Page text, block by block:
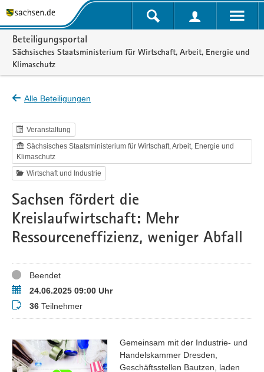
Portalnavigation
Beteiligungsportal
Sächsisches Staatsministerium für Wirtschaft, Arbeit, Energie und
Klimaschutz
Alle Beteiligungen
Veranstaltung
Sächsisches Staatsministerium für Wirtschaft, Arbeit, Energie und
Klimaschutz
Wirtschaft und Industrie
Sachsen fördert die
Kreislaufwirtschaft: Mehr
Ressourceneffizienz, weniger Abfall
StatusBeendet
Termin24.06.2025 09:00 Uhr
Teilnehmer
36 Teilnehmer
Gemeinsam mit der Industrie- und
Handelskammer Dresden,
Geschäftsstellen Bautzen, laden